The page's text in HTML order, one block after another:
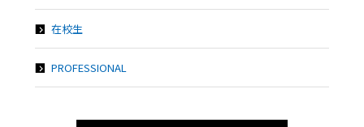
在校生
PROFESSIONAL